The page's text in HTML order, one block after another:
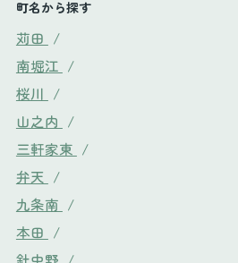
町名から探す
苅田 /
南堀江 /
桜川 /
山之内 /
三軒家東 /
弁天 /
九条南 /
本田 /